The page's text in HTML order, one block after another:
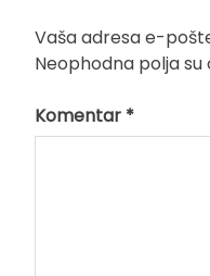
Vaša adresa e-
Neophodna polja
Komentar *